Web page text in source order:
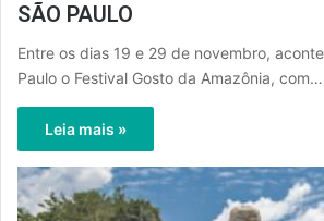
SÃO PAULO
Entre os dias 19 e 29 de novembro,
Paulo o Festival Gosto da Amazônia, com…
Leia mais »